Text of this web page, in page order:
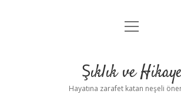
Anasayfa
Yasal Uyarı
menüyü
Şıklık ve
Hayatına zarafet katan neşeli